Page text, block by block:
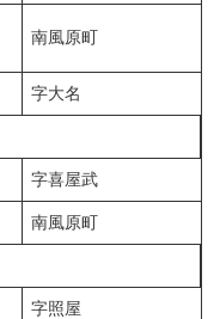
南風原町
字大名
字喜屋武
南風原町
字照屋